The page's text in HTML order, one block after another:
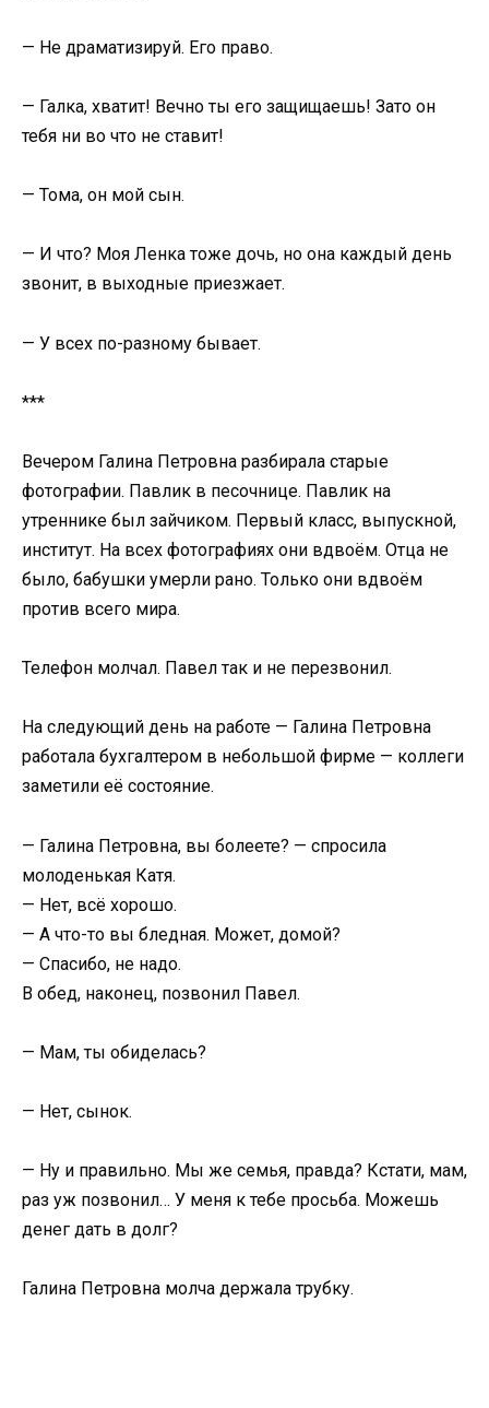
— Не драматизируй. Его право.
— Галка, хватит! Вечно ты его защищаешь! Зато он
тебя ни во что не ставит!
— Тома, он мой сын.
— И что? Моя Ленка тоже дочь, но она каждый день
звонит, в выходные приезжает.
— У всех по-разному бывает.
***
Вечером Галина Петровна разбирала старые
фотографии. Павлик в песочнице. Павлик на
утреннике был зайчиком. Первый класс, выпускной,
институт. На всех фотографиях они вдвоём. Отца не
было, бабушки умерли рано. Только они вдвоём
против всего мира.
Телефон молчал. Павел так и не перезвонил.
На следующий день на работе — Галина Петровна
работала бухгалтером в небольшой фирме — коллеги
заметили её состояние.
— Галина Петровна, вы болеете? — спросила
молоденькая Катя.
— Нет, всё хорошо.
— А что-то вы бледная. Может, домой?
— Спасибо, не надо.
В обед, наконец, позвонил Павел.
— Мам, ты обиделась?
— Нет, сынок.
— Ну и правильно. Мы же семья, правда? Кстати, мам,
раз уж позвонил… У меня к тебе просьба. Можешь
денег дать в долг?
Галина Петровна молча держала трубку.